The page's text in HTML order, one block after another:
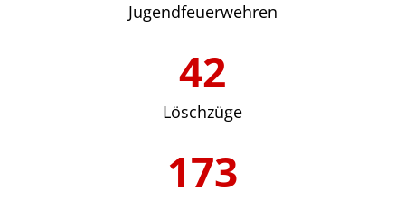
Jugendfeuerwehren
Löschzüge
42
173